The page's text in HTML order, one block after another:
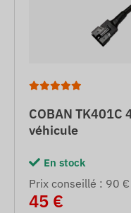
COBAN TK401C
véhicule
En stock
Prix ​​conseillé : 90 €
45 €